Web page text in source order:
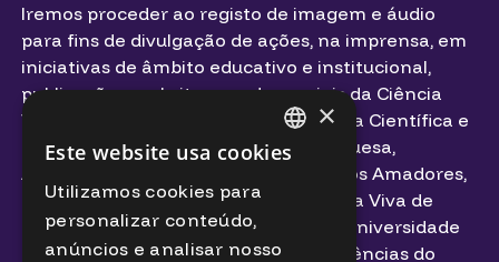
Iremos proceder ao registo de imagem e áudio
para fins de divulgação de ações, na imprensa, em
iniciativas de âmbito educativo e institucional,
publicações, websites e redes sociais da Ciência
Viva – Agência Nacional para a Cultura Científica e
Tecnológica, Agência Espacial Portuguesa,
Associação Portuguesa de Astrónomos Amadores,
Município de Bragança, Centro Ciência Viva de
Bragança, Faculdade de Ciências da Universidade
de Lisboa, Instituto de Astrofísica e Ciências do
PORTUGUESE
ENGLISH
×
Este website usa cookies
Utilizamos cookies para
personalizar conteúdo,
anúncios e analisar nosso